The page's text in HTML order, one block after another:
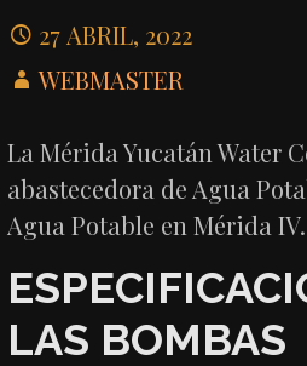
27 ABRIL, 2022
WEBMASTER
La Mérida Yucatán Water
abastecedora de Agua
Agua Potable en Mérida
LAS BOMBAS